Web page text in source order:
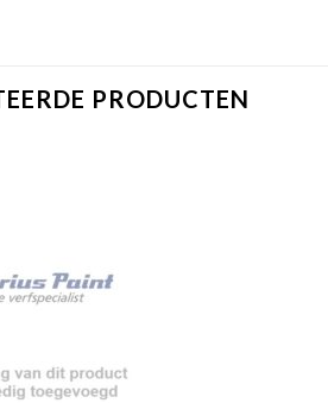
PRODUCTEN